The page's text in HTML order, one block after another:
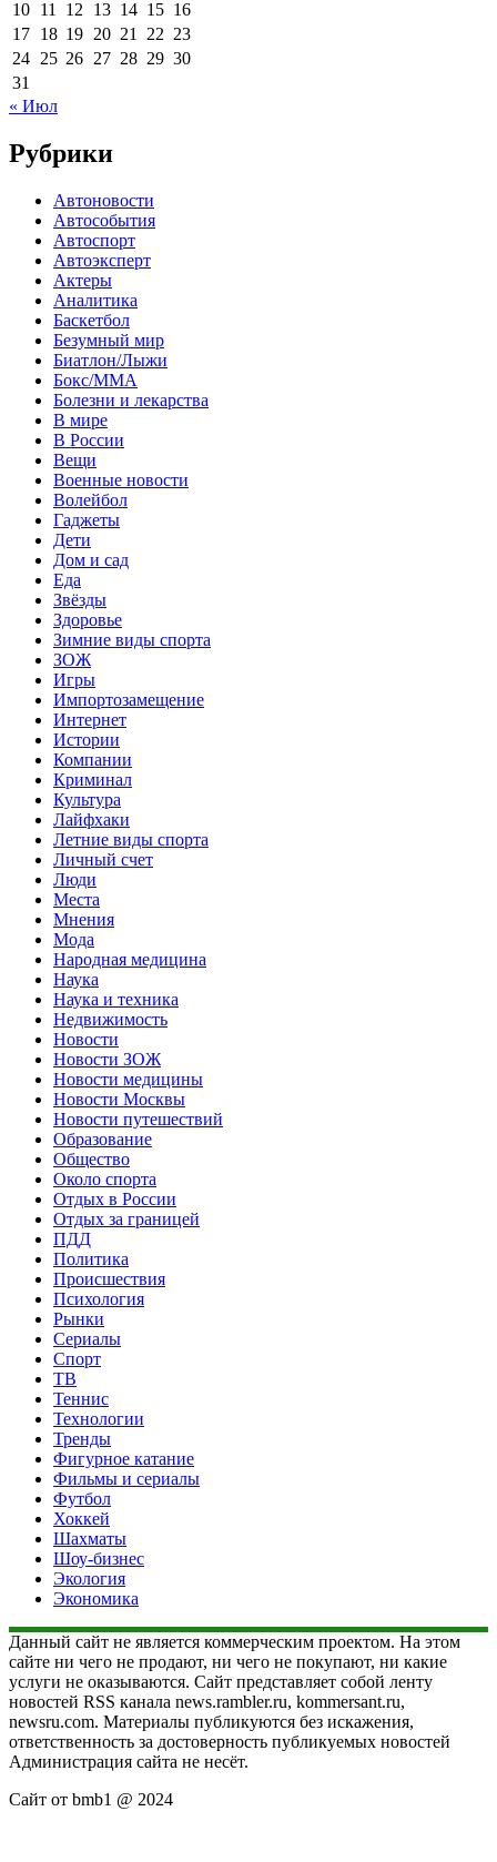
10 11 12 13 14 15 16
17 18 19 20 21 22 23
24 25 26 27 28 29 30
31
« Июл
Рубрики
Автоновости
Автособытия
Автоспорт
Автоэксперт
Актеры
Аналитика
Баскетбол
Безумный мир
Биатлон/Лыжи
Бокс/MMA
Болезни и лекарства
В мире
В России
Вещи
Военные новости
Волейбол
Гаджеты
Дети
Дом и сад
Еда
Звёзды
Здоровье
Зимние виды спорта
ЗОЖ
Игры
Импортозамещение
Интернет
Истории
Компании
Криминал
Культура
Лайфхаки
Летние виды спорта
Личный счет
Люди
Места
Мнения
Мода
Народная медицина
Наука
Наука и техника
Недвижимость
Новости
Новости ЗОЖ
Новости медицины
Новости Москвы
Новости путешествий
Образование
Общество
Около спорта
Отдых в России
Отдых за границей
ПДД
Политика
Происшествия
Психология
Рынки
Сериалы
Спорт
ТВ
Теннис
Технологии
Тренды
Фигурное катание
Фильмы и сериалы
Футбол
Хоккей
Шахматы
Шоу-бизнес
Экология
Экономика
Данный сайт не является коммерческим проектом. На этом
сайте ни чего не продают, ни чего не покупают, ни какие
услуги не оказываются. Сайт представляет собой ленту
новостей RSS канала news.rambler.ru, kommersant.ru,
newsru.com. Материалы публикуются без искажения,
ответственность за достоверность публикуемых новостей
Администрация сайта не несёт.
Сайт от bmb1 @ 2024